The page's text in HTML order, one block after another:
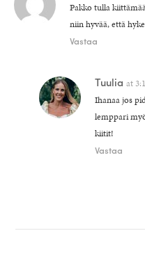
Pakko tulla
niin hyvää, että
Vastaa
Tuulia at
Ihanaa jos
lemppari
kiitit!
Vastaa